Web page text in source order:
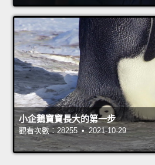
小企鵝寶寶長大的第一步
觀看次數：28255 • 2021-10-29